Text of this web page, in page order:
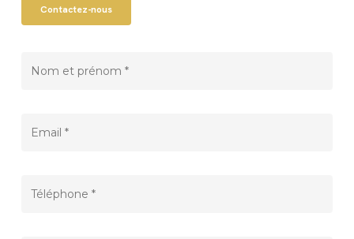
Contactez-nous